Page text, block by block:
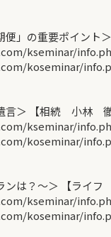
」の重要ポイント
kseminar/
koseminar/
言＞ 【相続 小林 徹
kseminar/
koseminar/
は？～＞ 【ライフ
kseminar/
koseminar/